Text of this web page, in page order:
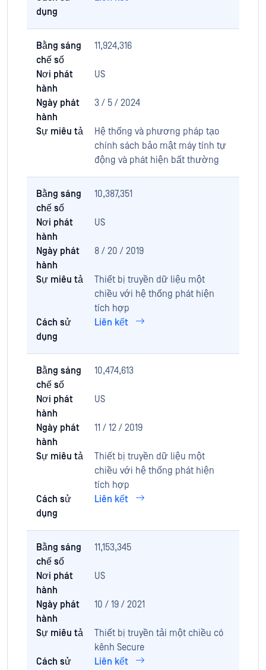
dụng
Bằng sáng
chế số
11,924,316
Nơi phát
hành
US
Ngày phát
hành
3 / 5 / 2024
Sự miêu tả
Hệ thống và phương pháp tạo
chính sách bảo mật máy tính tự
động và phát hiện bất thường
Bằng sáng
chế số
10,387,351
Nơi phát
hành
US
Ngày phát
hành
8 / 20 / 2019
Sự miêu tả
Thiết bị truyền dữ liệu một
chiều với hệ thống phát hiện
tích hợp
Cách sử
dụng
Liên kết
Bằng sáng
chế số
10,474,613
Nơi phát
hành
US
Ngày phát
hành
11 / 12 / 2019
Sự miêu tả
Thiết bị truyền dữ liệu một
chiều với hệ thống phát hiện
tích hợp
Cách sử
dụng
Liên kết
Bằng sáng
chế số
11,153,345
Nơi phát
hành
US
Ngày phát
hành
10 / 19 / 2021
Sự miêu tả
Thiết bị truyền tải một chiều có
kênh Secure
Cách sử
Liên kết